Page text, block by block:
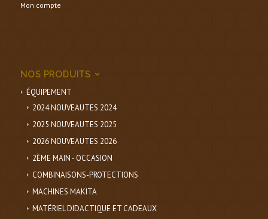
Mon compte
NOS PRODUITS
ÉQUIPEMENT
2024 NOUVEAUTES 2024
2025 NOUVEAUTES 2025
2026 NOUVEAUTES 2026
2ÈME MAIN - OCCASION
COMBINAISONS-PROTECTIONS
MACHINES MAKITA
MATÉRIEL DIDACTIQUE ET CADEAUX